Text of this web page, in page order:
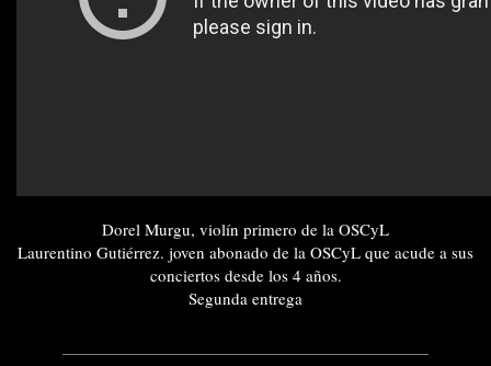
Dorel Murgu, violín primero de la OSCyL
Laurentino Gutiérrez. joven abonado de la OSCyL que acude a sus
conciertos desde los 4 años.
Segunda entrega